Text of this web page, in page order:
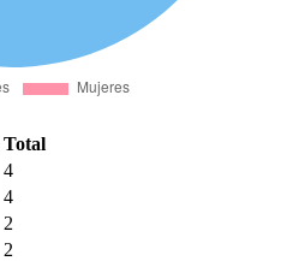
Total
4
4
2
2